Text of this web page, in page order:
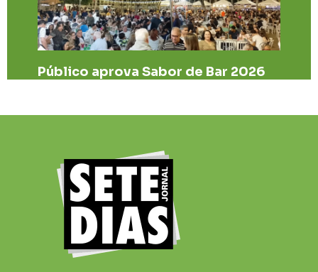
Público aprova Sabor de Bar 2026